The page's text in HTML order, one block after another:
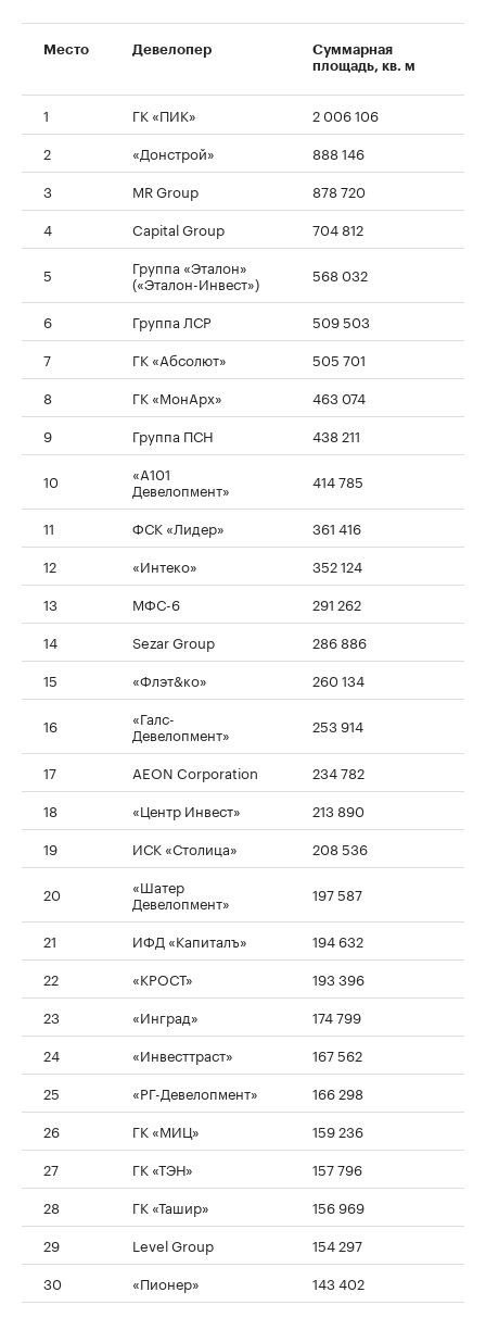
Место Девелопер
Суммарная
площадь, кв. м
1 ГК «ПИК»
2 006 106
2
«Донстрой»
888 146
3
MR Group
878 720
4
Capital Group 704 812
5 Группа «Эталон»
(«Эталон-Инвест») 568 032
6 Группа ЛСР
509 503
7
ГК «Абсолют»
505 701
8
ГК «МонАрх»
463 074
9
Группа ПСН 438 211
10 «А101
Девелопмент» 414 785
11 ФСК «Лидер»
361 416
12
«Интеко»
352 124
13
МФС-6
291 262
14
Sezar Group
286 886
15
«Флэт&ко» 260 134
16 «Галс-
Девелопмент» 253 914
17 AEON Corporation
234 782
18
«Центр Инвест»
213 890
19
ИСК «Столица» 208 536
20 «Шатер
Девелопмент» 197 587
21 ИФД «Капиталъ»
194 632
22
«КРОСТ»
193 396
23
«Инград»
174 799
24
«Инвесттраст»
167 562
25
«РГ-Девелопмент»
166 298
26
ГК «МИЦ»
159 236
27
ГК «ТЭН»
157 796
28
ГК «Ташир»
156 969
29
Level Group
154 297
30
«Пионер» 143 402